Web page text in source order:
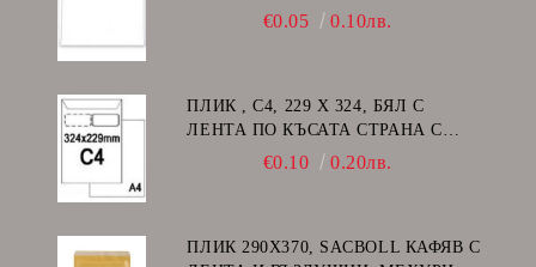
€0.05 0.10лв.
ПЛИК , C4, 229 Х 324, БЯЛ С
ЛЕНТА ПО КЪСАТА СТРАНА С
ДЕСЕН ПРОЗОРЕЦ
€0.10 0.20лв.
ПЛИК 290Х370, SACBOLL КАФЯВ С